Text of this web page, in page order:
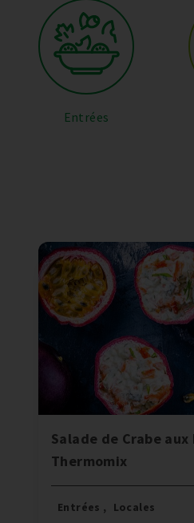
Entrées
Salade de Crabe
Thermomix
Entrées , Locales